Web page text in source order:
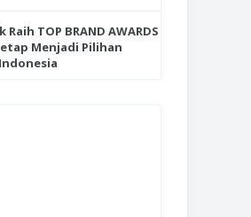
Raih TOP BRAND AWARDS
Menjadi Pilihan